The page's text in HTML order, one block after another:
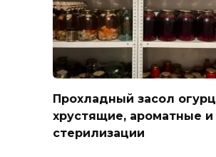
Прохладный засол
хрустящие, ароматные и
стерилизации